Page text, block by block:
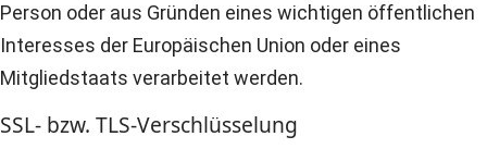
Person oder aus Gründen eines wichtigen öffentlichen
Interesses der Europäischen Union oder eines
Mitgliedstaats verarbeitet werden.
SSL- bzw. TLS-Verschlüsselung